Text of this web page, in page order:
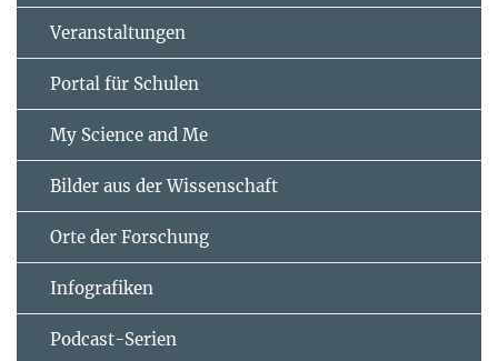
Veranstaltungen
Portal für Schulen
My Science and Me
Bilder aus der Wissenschaft
Orte der Forschung
Infografiken
Podcast-Serien